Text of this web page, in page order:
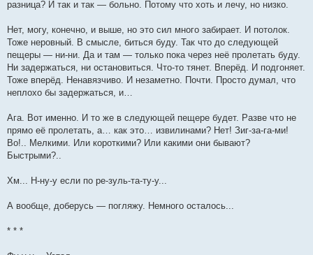
разница? И так и так — больно. Потому что хоть и лечу, но низко.
Нет, могу, конечно, и выше, но это сил много забирает. И потолок.
Тоже неровный. В смысле, биться буду. Так что до следующей
пещеры — ни-ни. Да и там — только пока через неё пролетать буду.
Ни задержаться, ни остановиться. Что-то тянет. Вперёд. И подгоняет.
Тоже вперёд. Ненавязчиво. И незаметно. Почти. Просто думал, что
неплохо бы задержаться, и…
Ага. Вот именно. И то же в следующей пещере будет. Разве что не
прямо её пролетать, а… как это… извилинами? Нет! Зиг-за-га-ми!
Во!.. Мелкими. Или короткими? Или какими они бывают?
Быстрыми?..
Хм... Н-ну-у если по ре-зуль-та-ту-у...
А вообще, доберусь — погляжу. Немного осталось...
* * *